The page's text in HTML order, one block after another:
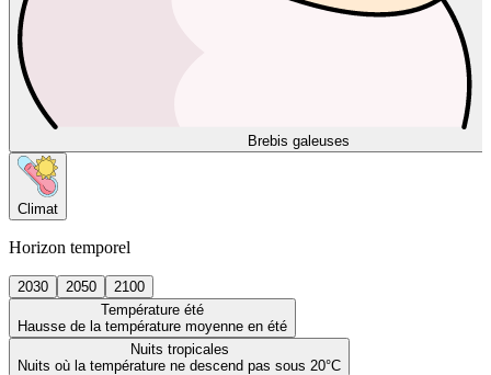
Brebis galeuses
Climat
Horizon temporel
2030 2050
2100
Température été
Hausse de la température moyenne en été
Nuits tropicales
Nuits où la température ne descend pas sous 20°C